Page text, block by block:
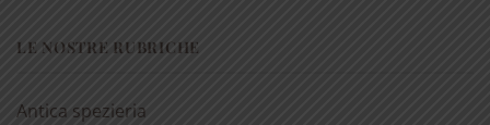
LE NOSTRE RUBRICHE
Antica spezieria